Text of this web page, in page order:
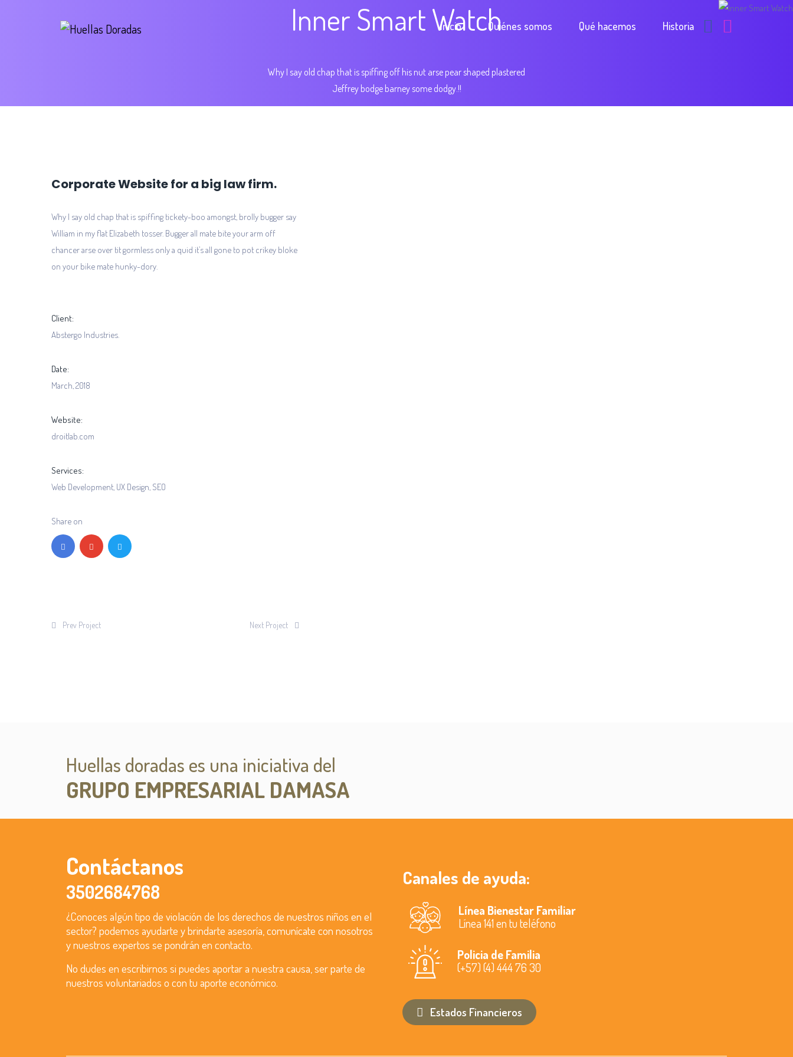
Inicio Quiénes somos Qué hacemos Historia
Inner Smart Watch
Why I say old chap that is spiffing off his nut arse pear shaped plastered
Jeffrey bodge barney some dodgy.!!
Corporate Website for a big law firm.
Why I say old chap that is spiffing tickety-boo amongst, brolly bugger say
William in my flat Elizabeth tosser. Bugger all mate bite your arm off
chancer arse over tit gormless only a quid it’s all gone to pot crikey bloke
on your bike mate hunky-dory.
Client:
Abstergo Industries.
Date:
March, 2018
Website:
droitlab.com
Services:
Web Development, UX Design, SEO
Share on
Prev Project Next Project
Huellas doradas es una iniciativa del
GRUPO EMPRESARIAL DAMASA
Contáctanos
3502684768
¿Conoces algún tipo de violación de los derechos de nuestros niños en el
sector? podemos ayudarte y brindarte asesoría, comunícate con nosotros
y nuestros expertos se pondrán en contacto.
No dudes en escribirnos si puedes aportar a nuestra causa, ser parte de
nuestros voluntariados o con tu aporte económico.
Canales de ayuda:
Línea Bienestar Familiar
Línea 141 en tu teléfono
Policia de Familia
(+57) (4) 444 76 30
Estados Financieros